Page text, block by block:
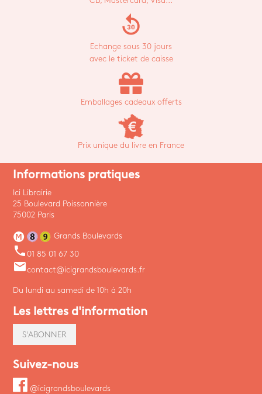
replay_30
Echange sous 30 jours
avec le ticket de caisse
Emballages cadeaux offerts
Prix unique du livre en France
Informations pratiques
Ici Librairie
25 Boulevard Poissonnière
75002 Paris
Grands Boulevards
phone 01 85 01 67 30
emailcontact@icigrandsboulevards.fr
Du lundi au samedi de 10h à 20h
Les lettres d'information
S'ABONNER
Suivez-nous
@icigrandsboulevards